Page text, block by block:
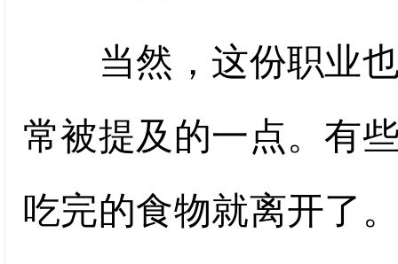
当然，这份职业也
常被提及的一点。有
吃完的食物就离开了